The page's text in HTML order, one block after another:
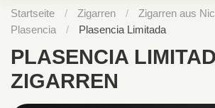
Startseite / Zigarren / Zigarren aus
Plasencia
/ Plasencia Limitada
PLASENCIA
ZIGARREN